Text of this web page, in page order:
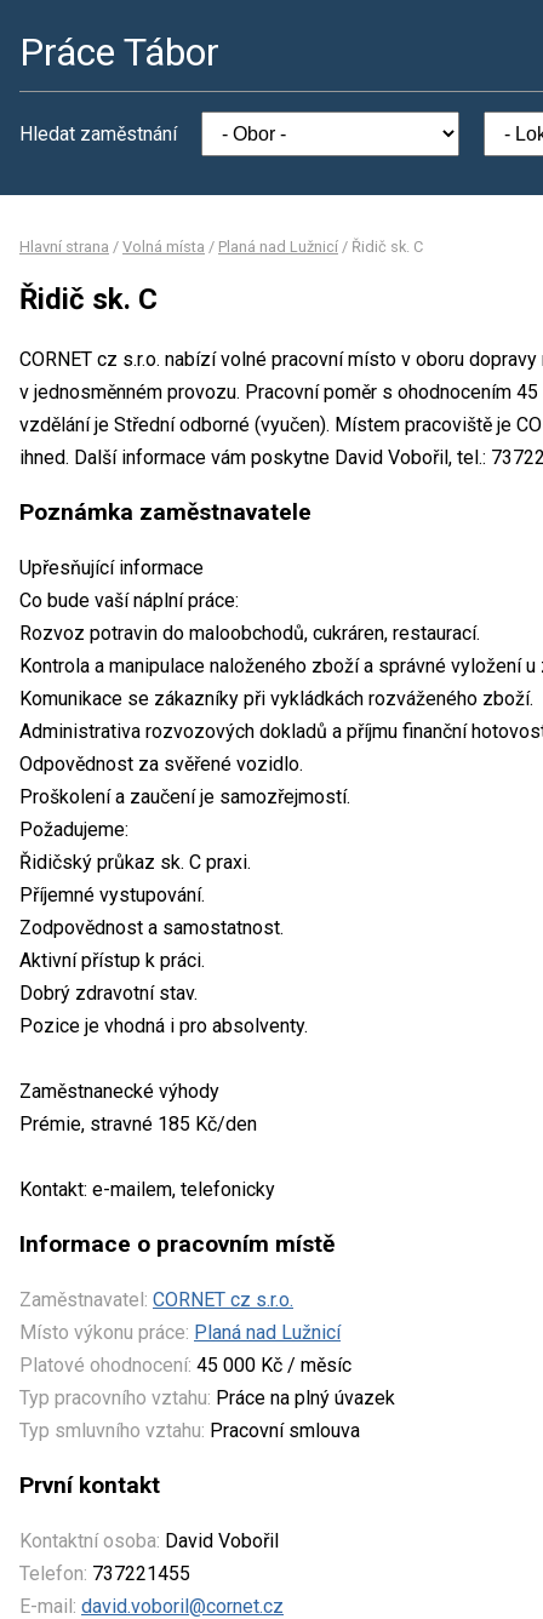
Práce Tábor
Hledat zaměstnání
Hlavní strana / Volná místa / Planá nad Lužnicí / Řidič sk. C
Řidič sk. C
CORNET cz s.r.o. nabízí volné pracovní místo v oboru
v jednosměnném provozu. Pracovní poměr s ohodnocením
vzdělání je Střední odborné (vyučen). Místem pracoviště je
ihned. Další informace vám poskytne David Vobořil, tel.:
Poznámka zaměstnavatele
Upřesňující informace
Co bude vaší náplní práce:
Rozvoz potravin do maloobchodů, cukráren, restaurací.
Kontrola a manipulace naloženého zboží a správné vyložení u
Komunikace se zákazníky při vykládkách rozváženého zboží.
Administrativa rozvozových dokladů a příjmu finanční
Odpovědnost za svěřené vozidlo.
Proškolení a zaučení je samozřejmostí.
Požadujeme:
Řidičský průkaz sk. C praxi.
Příjemné vystupování.
Zodpovědnost a samostatnost.
Aktivní přístup k práci.
Dobrý zdravotní stav.
Pozice je vhodná i pro absolventy.
Zaměstnanecké výhody
Prémie, stravné 185 Kč/den
Kontakt: e-mailem, telefonicky
Informace o pracovním místě
Zaměstnavatel: CORNET cz s.r.o.
Místo výkonu práce: Planá nad Lužnicí
Platové ohodnocení: 45 000 Kč / měsíc
Typ pracovního vztahu: Práce na plný úvazek
Typ smluvního vztahu: Pracovní smlouva
První kontakt
Kontaktní osoba: David Vobořil
Telefon: 737221455
E-mail: david.voboril@cornet.cz